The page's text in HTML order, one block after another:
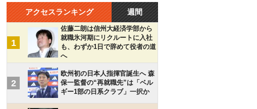
アクセスランキング 週間
1
佐藤二朗は信州大経済学部から
就職氷河期にリクルートに入社
も、わずか1日で辞めて役者の道
へ
2
欧州初の日本人指揮官誕生へ 森
保一監督の“再就職先”は「ベル
ギー1部の日系クラブ」一択か